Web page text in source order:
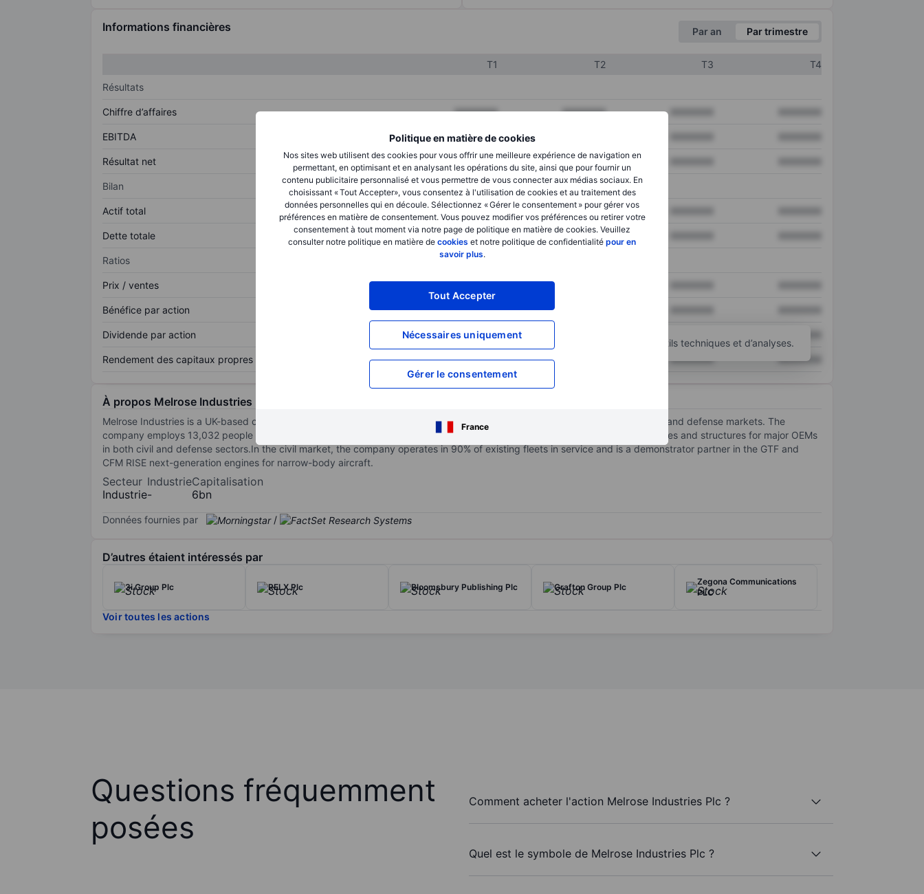
Politique en matière de cookies
Nos sites web utilisent des cookies pour vous offrir une meilleure expérience de navigation en
permettant, en optimisant et en analysant les opérations du site, ainsi que pour fournir un
contenu publicitaire personnalisé et vous permettre de vous connecter aux médias sociaux. En
choisissant « Tout Accepter», vous consentez à l'utilisation de cookies et au traitement des
données personnelles qui en découle. Sélectionnez « Gérer le consentement » pour gérer vos
préférences en matière de consentement. Vous pouvez modifier vos préférences ou retirer votre
consentement à tout moment via notre page de politique en matière de cookies. Veuillez
consulter notre politique en matière de cookies et notre politique de confidentialité pour en
savoir plus.
Tout Accepter
Nécessaires uniquement
Gérer le consentement
France
Informations financières Par an Par trimestre
T1 T2 T3
T4
Résultats
Chiffre d’affaires XXXXXXX XXXXXXX
EBITDA XXXXXXX
Résultat net XXXXXXX XXXXXXX
Bilan
Actif total XXXXXXX XXXXXXX
Dette totale XXXXXXX XXXXXXX
Ratios
Prix / ventes XXXXXXX
Bénéfice par action XXXXXXX
Dividende par action XXXXXXX
Rendement des capitaux propres XXXXXXX XXXXXXX XXXXXXX
Ouvrir un compte pour accéder à d’autres outils techniques et d’analyses.
À propos Melrose Industries Plc
Melrose Industries is a UK-based company that manufactures engines and structures products for all major OEMs across civil and defense markets. The
company employs 13,032 people and generates approximately 75% of its revenue from the civil market, manufacturing engines and structures for major OEMs
in both civil and defense sectors.In the civil market, the company operates in 90% of existing fleets in service and is a demonstrator partner in the GTF and
CFM RISE next-generation engines for narrow-body aircraft.
Secteur
Industrie
Industrie
-
Capitalisation
6bn
Données fournies par /
D’autres étaient intéressés par
3i Group Plc RELX Plc Bloomsbury Publishing Plc Grafton Group Plc
Zegona Communications
PLC
Voir toutes les actions
Questions fréquemment
posées
Comment acheter l'action Melrose Industries Plc ?
Quel est le symbole de Melrose Industries Plc ?